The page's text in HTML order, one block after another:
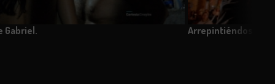
Gabriel. Arrepintiéndose de